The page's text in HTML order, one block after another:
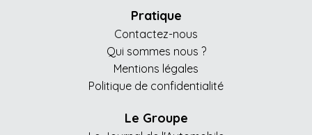
Pratique
Contactez-nous
Qui sommes nous ?
Mentions légales
Politique de confidentialité
Le Groupe